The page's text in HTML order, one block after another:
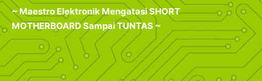
~ Maestro Elektronik Mengatasi SHORT
MOTHERBOARD Sampai TUNTAS ~